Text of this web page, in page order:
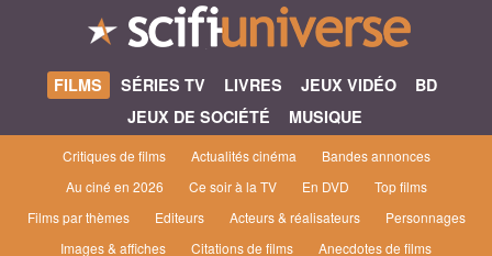
FILMS SÉRIES TV LIVRES JEUX VIDÉO
BD
JEUX DE SOCIÉTÉ
MUSIQUE
Critiques de films Actualités cinéma
Bandes annonces
Au ciné en 2026
Ce soir à la TV En DVD
Top films
Films par thèmes
Editeurs Acteurs & réalisateurs
Personnages
Images & affiches
Citations de films
Anecdotes de films